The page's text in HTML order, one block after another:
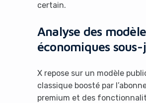
certain.
Analyse des
économiques
X repose sur un modèle
classique boosté par
premium et des